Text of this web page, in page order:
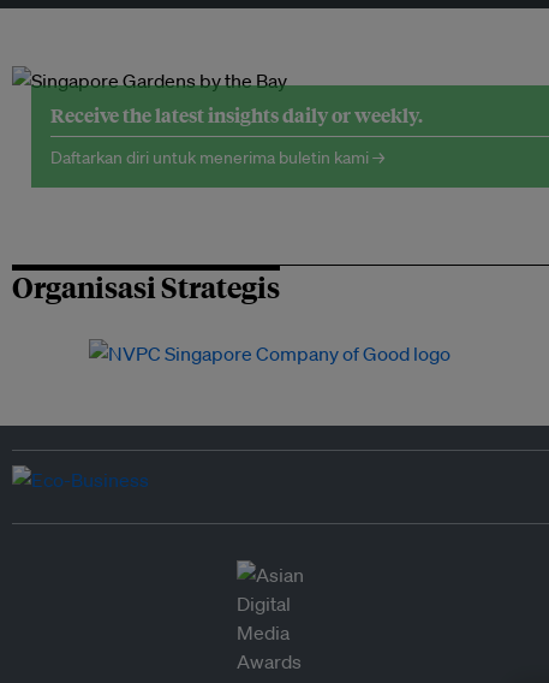
Receive the latest insights daily or weekly.
Daftarkan diri untuk menerima buletin kami →
Organisasi Strategis